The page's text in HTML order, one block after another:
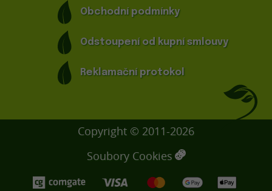
Obchodní podmínky
Odstoupení od kupní smlouvy
Reklamační protokol
Copyright © 2011-2026
Soubory Cookies